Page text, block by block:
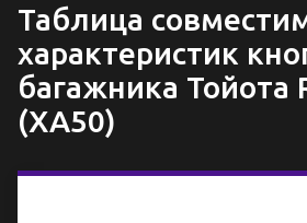
Таблица
характеристик
багажника Тойота
(XA50)